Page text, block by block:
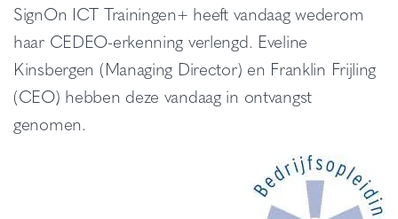
SignOn ICT Trainingen+ heeft vandaag wederom
haar CEDEO-erkenning verlengd. Eveline
Kinsbergen (Managing Director) en Franklin Frijling
(CEO) hebben deze vandaag in ontvangst
genomen.